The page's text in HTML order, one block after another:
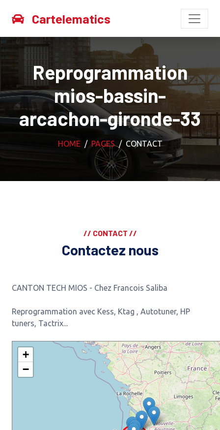
Cartelematics
Reprogrammation
mios-bassin-
arcachon-gironde-33
HOME PAGES CONTACT
// CONTACT //
Contactez nous
CANTON TECH MIOS - Chez Francois Saliba
Reprogrammation avec Kess, Ktag , Autotuner, HP
tuners, Tactrix...
+
−